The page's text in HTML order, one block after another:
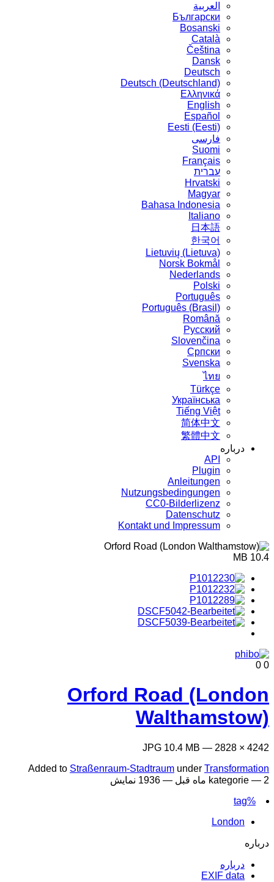
العربية
Български
Bosanski
Сatalà
Čeština
Dansk
Deutsch
Deutsch (Deutschland)
Ελληνικά
English
Español
Eesti (Eesti)
فارسی
Suomi
Français
עברית
Hrvatski
Magyar
Bahasa Indonesia
Italiano
日本語
한국어
Lietuvių (Lietuva)
‪Norsk Bokmål‬
Nederlands
Polski
Português
Português (Brasil)
Română
Русский
Slovenčina
Српски
Svenska
ไทย
Türkçe
Українська
Tiếng Việt
简体中文
繁體中文
درباره
API
Plugin
Anleitungen
Nutzungsbedingungen
CC0-Bilderlizenz
Datenschutz
Kontakt und Impressum
10.4 MB
0
0
Orford Road (London
Walthamstow)
4242 × 2828 — JPG 10.4 MB
Added to Straßenraum-Stadtraum under Transformation
kategorie — 2 ماه قبل
— 1936 نمایش
%tag
London
درباره
درباره
EXIF data